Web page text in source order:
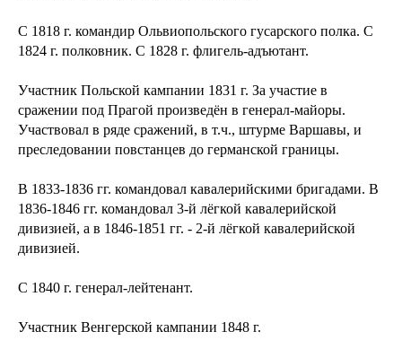
С 1818 г. командир Ольвиопольского гусарского полка. С
1824 г. полковник. С 1828 г. флигель-адъютант.
Участник Польской кампании 1831 г. За участие в
сражении под Прагой произведён в генерал-майоры.
Участвовал в ряде сражений, в т.ч., штурме Варшавы, и
преследовании повстанцев до германской границы.
В 1833-1836 гг. командовал кавалерийскими бригадами. В
1836-1846 гг. командовал 3-й лёгкой кавалерийской
дивизией, а в 1846-1851 гг. - 2-й лёгкой кавалерийской
дивизией.
С 1840 г. генерал-лейтенант.
Участник Венгерской кампании 1848 г.